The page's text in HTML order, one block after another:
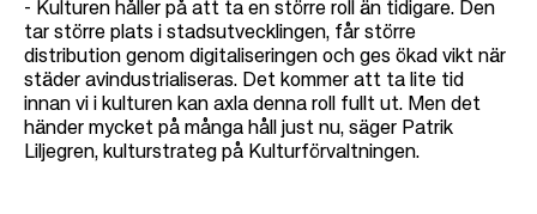
- Kulturen håller på att ta en större roll än tidigare. Den
tar större plats i stadsutvecklingen, får större
distribution genom digitaliseringen och ges ökad vikt när
städer avindustrialiseras. Det kommer att ta lite tid
innan vi i kulturen kan axla denna roll fullt ut. Men det
händer mycket på många håll just nu, säger Patrik
Liljegren, kulturstrateg på Kulturförvaltningen.